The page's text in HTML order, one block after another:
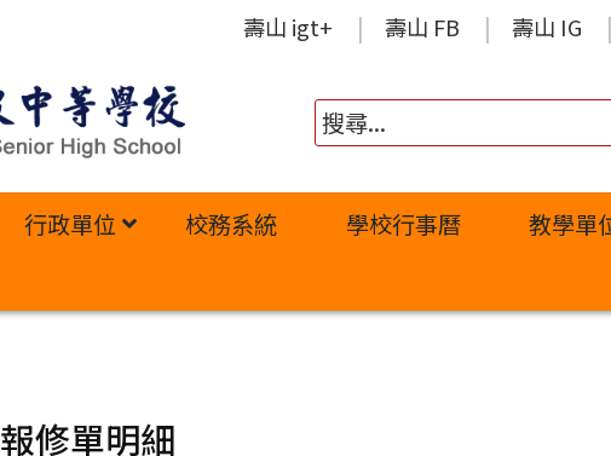
壽山 igt+ 壽山 FB 壽山 IG
行政單位 校務系統 學校行事曆
教學單
報修單明細